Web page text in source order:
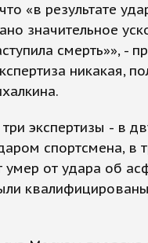
«в результате
значительное
смерть»», -
никакая,
экспертизы - в
спортсмена, в
умер от удара об